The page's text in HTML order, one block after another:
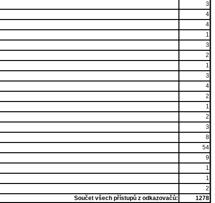
3
4
4
1
3
2
1
3
4
2
1
2
3
8
54
9
1
1
2
Součet všech přístupů z odkazovačů:
1278